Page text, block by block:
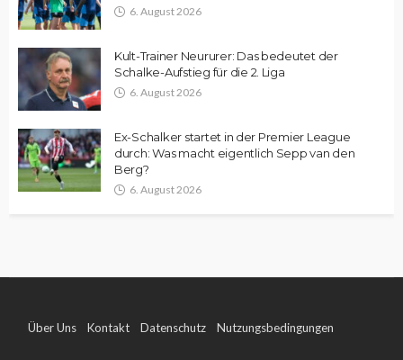
6. August 2026
Kult-Trainer Neururer: Das bedeutet der
Schalke-Aufstieg für die 2. Liga
6. August 2026
Ex-Schalker startet in der Premier League
durch: Was macht eigentlich Sepp van den
Berg?
6. August 2026
Über Uns Kontakt Datenschutz Nutzungsbedingungen